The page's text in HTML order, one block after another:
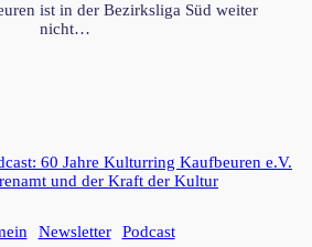
ist in der Bezirksliga Süd weiter
nicht…
Newsletter Podcast